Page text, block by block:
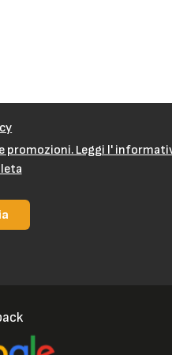
promozioni. Leggi l'